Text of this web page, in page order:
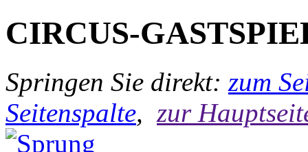
CIRCUS-
Springen Sie direkt: zum
Seitenspalte, zur